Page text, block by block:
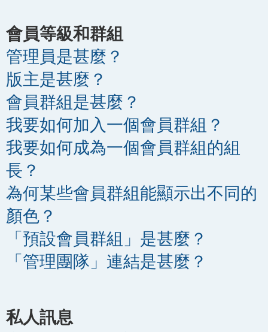
會員等級和群組
管理員是甚麼？
版主是甚麼？
會員群組是甚麼？
我要如何加入一個會員群組？
我要如何成為一個會員群組的組
長？
為何某些會員群組能顯示出不同的
顏色？
「預設會員群組」是甚麼？
「管理團隊」連結是甚麼？
私人訊息